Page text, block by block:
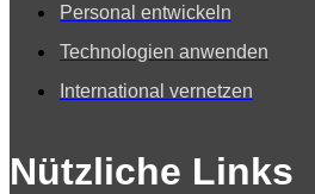
Personal entwickeln
Technologien anwenden
International vernetzen
Nützliche Links